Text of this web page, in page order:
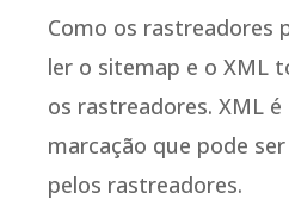
Como os rastreadores
ler o sitemap e o XML
os rastreadores. XML é
marcação que pode
pelos rastreadores.